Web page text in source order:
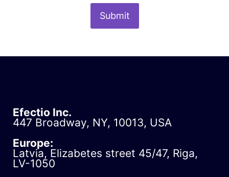
Efectio Inc.
447 Broadway, NY, 10013, USA
Europe:
Latvia, Elizabetes street 45/47, Riga,
LV-1050